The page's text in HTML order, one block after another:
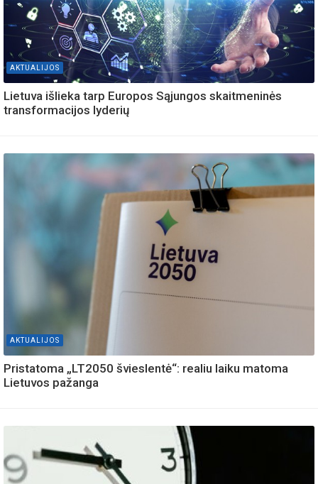
AKTUALIJOS
Lietuva išlieka tarp Europos Sąjungos skaitmeninės
transformacijos lyderių
AKTUALIJOS
Pristatoma „LT2050 švieslentė“: realiu laiku matoma
Lietuvos pažanga